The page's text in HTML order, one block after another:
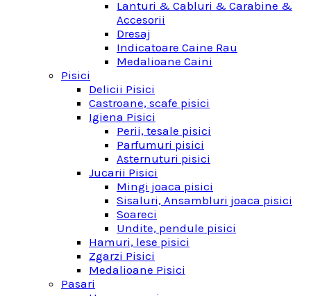
Lanturi & Cabluri & Carabine &
Accesorii
Dresaj
Indicatoare Caine Rau
Medalioane Caini
Pisici
Delicii Pisici
Castroane, scafe pisici
Igiena Pisici
Perii, tesale pisici
Parfumuri pisici
Asternuturi pisici
Jucarii Pisici
Mingi joaca pisici
Sisaluri, Ansambluri joaca pisici
Soareci
Undite, pendule pisici
Hamuri, lese pisici
Zgarzi Pisici
Medalioane Pisici
Pasari